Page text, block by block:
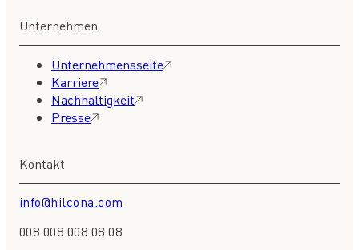
Unternehmen
Unternehmensseite
Karriere
Nachhaltigkeit
Presse
Kontakt
info@hilcona.com
008 008 008 08 08